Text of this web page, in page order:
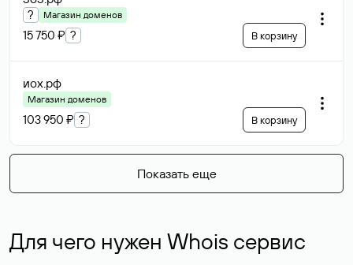
? Магазин доменов
15 750 ₽ ? В корзину
иох.рф
Магазин доменов
103 950 ₽ ? В корзину
Показать еще
Для чего нужен Whois сервис